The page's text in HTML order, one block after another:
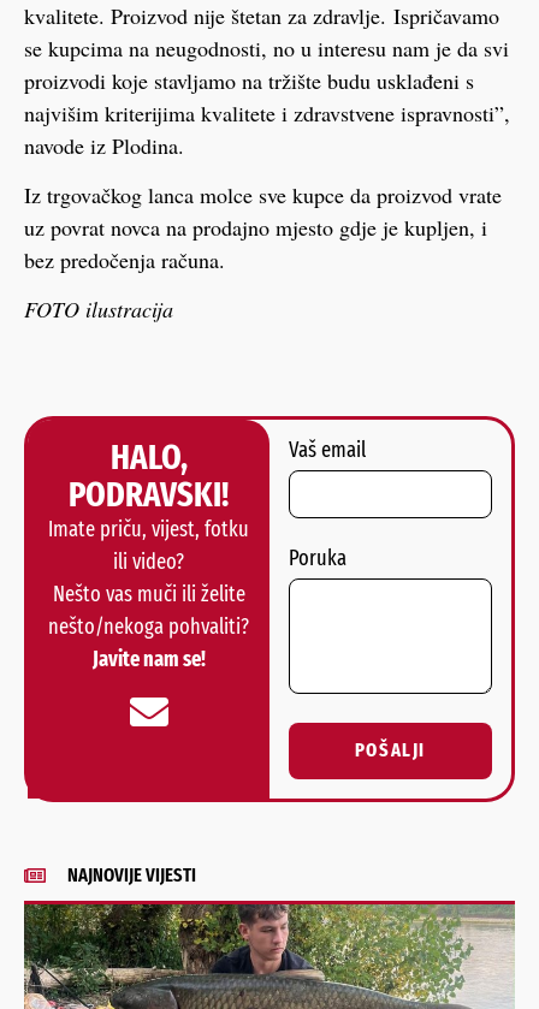
kvalitete. Proizvod nije štetan za zdravlje. Ispričavamo
se kupcima na neugodnosti, no u interesu nam je da svi
proizvodi koje stavljamo na tržište budu usklađeni s
najvišim kriterijima kvalitete i zdravstvene ispravnosti”,
navode iz Plodina.
Iz trgovačkog lanca molce sve kupce da proizvod vrate
uz povrat novca na prodajno mjesto gdje je kupljen, i
bez predočenja računa.
FOTO ilustracija
HALO,
PODRAVSKI!
Imate priču, vijest, fotku
ili video?
Nešto vas muči ili želite
nešto/nekoga pohvaliti?
Javite nam se!
Vaš email
Poruka
POŠALJI
Alternative:
NAJNOVIJE VIJESTI